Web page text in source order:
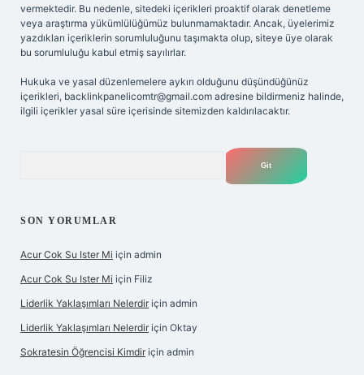
vermektedir. Bu nedenle, sitedeki içerikleri proaktif olarak denetleme
veya araştırma yükümlülüğümüz bulunmamaktadır. Ancak, üyelerimiz
yazdıkları içeriklerin sorumluluğunu taşımakta olup, siteye üye olarak
bu sorumluluğu kabul etmiş sayılırlar.
Hukuka ve yasal düzenlemelere aykırı olduğunu düşündüğünüz
içerikleri, backlinkpanelicomtr@gmail.com adresine bildirmeniz halinde,
ilgili içerikler yasal süre içerisinde sitemizden kaldırılacaktır.
SON YORUMLAR
Acur Cok Su Ister Mi için admin
Acur Cok Su Ister Mi için Filiz
Liderlik Yaklaşımları Nelerdir için admin
Liderlik Yaklaşımları Nelerdir için Oktay
Sokratesin Öğrencisi Kimdir için admin